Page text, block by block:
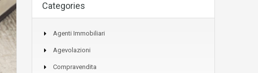
Categories
Agenti Immobiliari
Agevolazioni
Compravendita